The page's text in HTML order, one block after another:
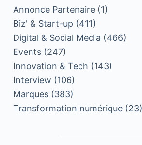
Annonce Partenaire(1)
Biz' & Start-up (411)
Digital & Social Media (466)
Events(247)
Innovation & Tech (143)
Interview (106)
Marques(383)
Transformation numérique(23)